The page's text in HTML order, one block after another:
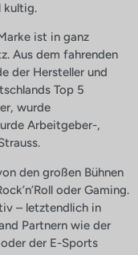
kultig.
ist in ganz
Aus dem fahrenden
der Hersteller und
Top 5
wurde
Arbeitgeber-,
den großen Bühnen
oder Gaming.
– letztendlich in
Partnern wie der
der E-Sports